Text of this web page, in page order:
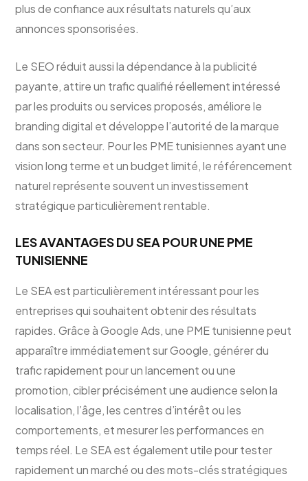
plus de confiance aux résultats naturels qu’aux
annonces sponsorisées.
Le SEO réduit aussi la dépendance à la publicité
payante, attire un trafic qualifié réellement intéressé
par les produits ou services proposés, améliore le
branding digital et développe l’autorité de la marque
dans son secteur. Pour les PME tunisiennes ayant une
vision long terme et un budget limité, le référencement
naturel représente souvent un investissement
stratégique particulièrement rentable.
LES AVANTAGES DU SEA POUR UNE PME
TUNISIENNE
Le SEA est particulièrement intéressant pour les
entreprises qui souhaitent obtenir des résultats
rapides. Grâce à Google Ads, une PME tunisienne peut
apparaître immédiatement sur Google, générer du
trafic rapidement pour un lancement ou une
promotion, cibler précisément une audience selon la
localisation, l’âge, les centres d’intérêt ou les
comportements, et mesurer les performances en
temps réel. Le SEA est également utile pour tester
rapidement un marché ou des mots-clés stratégiques